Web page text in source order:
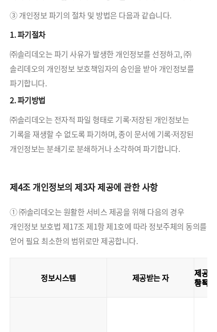
③ 개인정보 파기의 절차 및 방법은 다음과 같습니다.
1. 파기절차
㈜솔리데오는 파기 사유가 발생한 개인정보를 선정하고, ㈜
솔리데오의 개인정보 보호책임자의 승인을 받아 개인정보를
파기합니다.
2. 파기방법
㈜솔리데오는 전자적 파일 형태로 기록·저장된 개인정보는
기록을 재생할 수 없도록 파기하며, 종이 문서에 기록·저장된
개인정보는 분쇄기로 분쇄하거나 소각하여 파기합니다.
제4조 개인정보의 제3자 제공에 관한 사항
① ㈜솔리데오는 원활한 서비스 제공을 위해 다음의 경우
개인정보 보호법 제17조 제1항 제1호에 따라 정보주체의 동의를
얻어 필요 최소한의 범위로만 제공합니다.
정보시스템 제공받는 자
제공
목적
제공
항목